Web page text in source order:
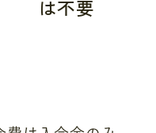
は不要